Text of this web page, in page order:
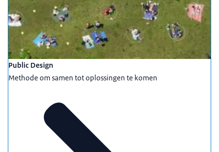
Public Design
Methode om samen tot oplossingen te komen